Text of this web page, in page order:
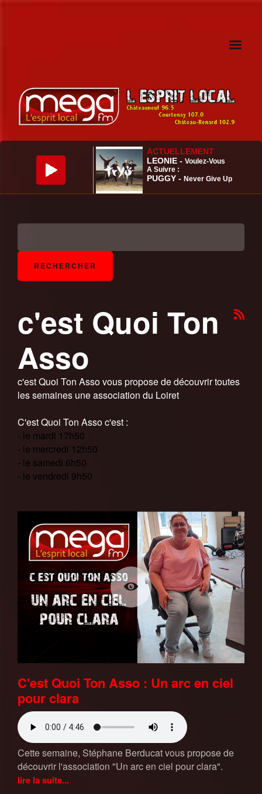
c'est Quoi Ton
Asso
c'est Quoi Ton Asso vous propose de découvrir toutes
les semaines une association du Loiret
C'est Quoi Ton Asso c'est :
- le mardi 17h50
- le mercredi 12h50
- le samedi 6h50
- le vendredi 9h50
C'est Quoi Ton Asso : Un arc en ciel
pour clara
Cette semaine, Stéphane Berducat vous propose de
découvrir l'association "Un arc en ciel pour clara".
lire la suite...